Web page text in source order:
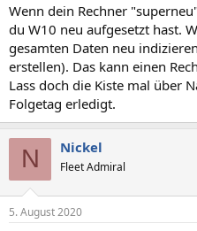
Wenn dein Rechner
du W10 neu aufgesetzt hast.
gesamten Daten neu
erstellen). Das kann einen
Lass doch die Kiste mal über
Folgetag erledigt.
N Nickel
Fleet Admiral
5. August 2020